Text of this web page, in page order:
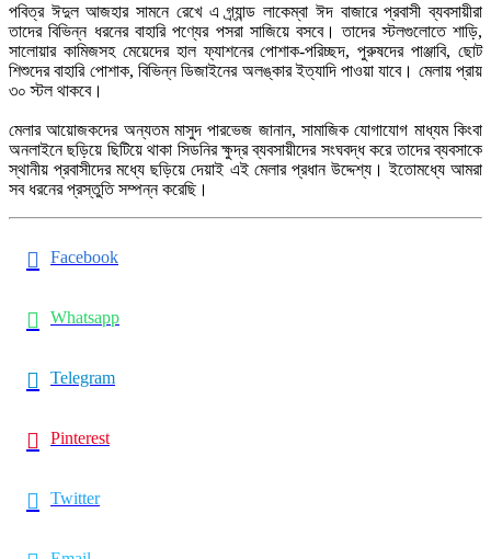
পবিত্র ঈদুল আজহার সামনে রেখে এ গ্র্যান্ড লাকেম্বা ঈদ বাজারে প্রবাসী ব্যবসায়ীরা
তাদের বিভিন্ন ধরনের বাহারি পণ্যের পসরা সাজিয়ে বসবে। তাদের স্টলগুলোতে শাড়ি,
সালোয়ার কামিজসহ মেয়েদের হাল ফ্যাশনের পোশাক-পরিচ্ছদ, পুরুষদের পাঞ্জাবি, ছোট
শিশুদের বাহারি পোশাক, বিভিন্ন ডিজাইনের অলঙ্কার ইত্যাদি পাওয়া যাবে। মেলায় প্রায়
৩০ স্টল থাকবে।
মেলার আয়োজকদের অন্যতম মাসুদ পারভেজ জানান, সামাজিক যোগাযোগ মাধ্যম কিংবা
অনলাইনে ছড়িয়ে ছিটিয়ে থাকা সিডনির ক্ষুদ্র ব্যবসায়ীদের সংঘবদ্ধ করে তাদের ব্যবসাকে
স্থানীয় প্রবাসীদের মধ্যে ছড়িয়ে দেয়াই এই মেলার প্রধান উদ্দেশ্য। ইতোমধ্যে আমরা
সব ধরনের প্রস্তুতি সম্পন্ন করেছি।
Facebook
Whatsapp
Telegram
Pinterest
Twitter